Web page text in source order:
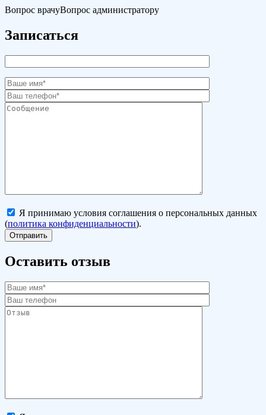
Вопрос врачуВопрос администратору
Записаться
Я принимаю условия соглашения о персональных данных
(политика конфиденциальности).
Оставить отзыв